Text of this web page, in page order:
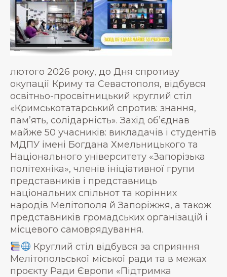
лютого 2026 року, до Дня спротиву
окупації Криму та Севастополя, відбувся
освітньо-просвітницький круглий стіл
«Кримськотатарський спротив: знання,
пам’ять, солідарність». Захід об’єднав
майже 50 учасників: викладачів і студентів
МДПУ імені Богдана Хмельницького та
Національного університету «Запорізька
політехніка», членів ініціативної групи
представників і представниць
національних спільнот та корінних
народів Мелітополя й Запоріжжя, а також
представників громадських організацій і
місцевого самоврядування.
Круглий стіл відбувся за сприяння
Мелітопольської міської ради та в межах
проєкту Ради Європи «Підтримка